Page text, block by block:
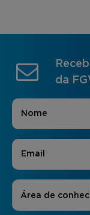
da
Nome
E-mail
Áreas de
Área de